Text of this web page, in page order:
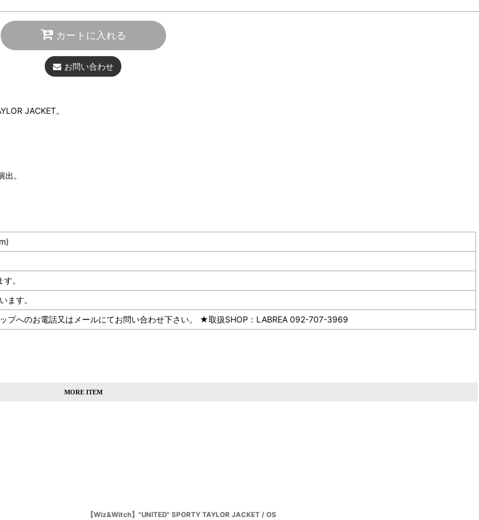
カートに入れる
お問い合わせ
JACKET。
。
。
ます。
プへのお電話又はメールにてお問い合わせ下さい。 ★取扱SHOP：LABREA 092-707-3969
MORE ITEM
【Wiz&Witch】"UNITED" SPORTY TAYLOR JACKET / OS